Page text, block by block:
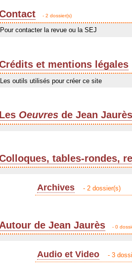
- 2 dossier(s)
Pour contacter la revue ou la SEJ
et mentions légales
Les outils utilisés pour créer ce site
Les Oeuvres de Jean
tables-rondes,
Archives - 2 dossier(s)
Autour de Jean Jaurès - 0
Audio et Video - 3